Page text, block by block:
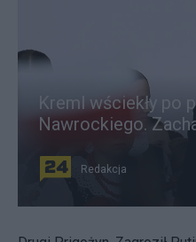
Kreml wściekły po
Nawrockiego.
Redakcja